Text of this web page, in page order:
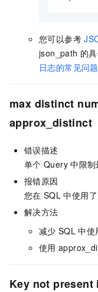
您可以参考
json_path 的
日志的常见问题
max distinct
approx_distinct
错误描述
单个 Query 中限
报错原因
您在 SQL 中使用
解决方法
减少 SQL 中使
使用
Key not present